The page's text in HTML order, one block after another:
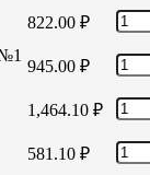
822.00 ₽
945.00 ₽
1,464.10 ₽
581.10 ₽